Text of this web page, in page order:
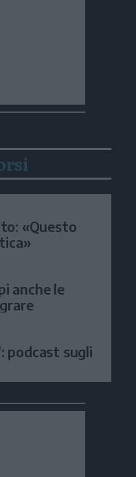
«Questo
anche le
podcast sugli